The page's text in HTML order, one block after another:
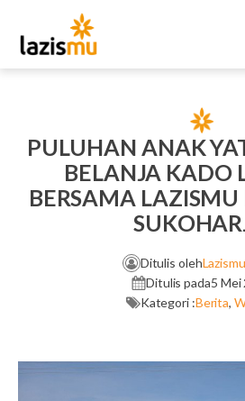
PULUHAN ANAK
BELANJA KADO
BERSAMA
Ditulis oleh
Ditulis pada5 Mei
Kategori :Berita,